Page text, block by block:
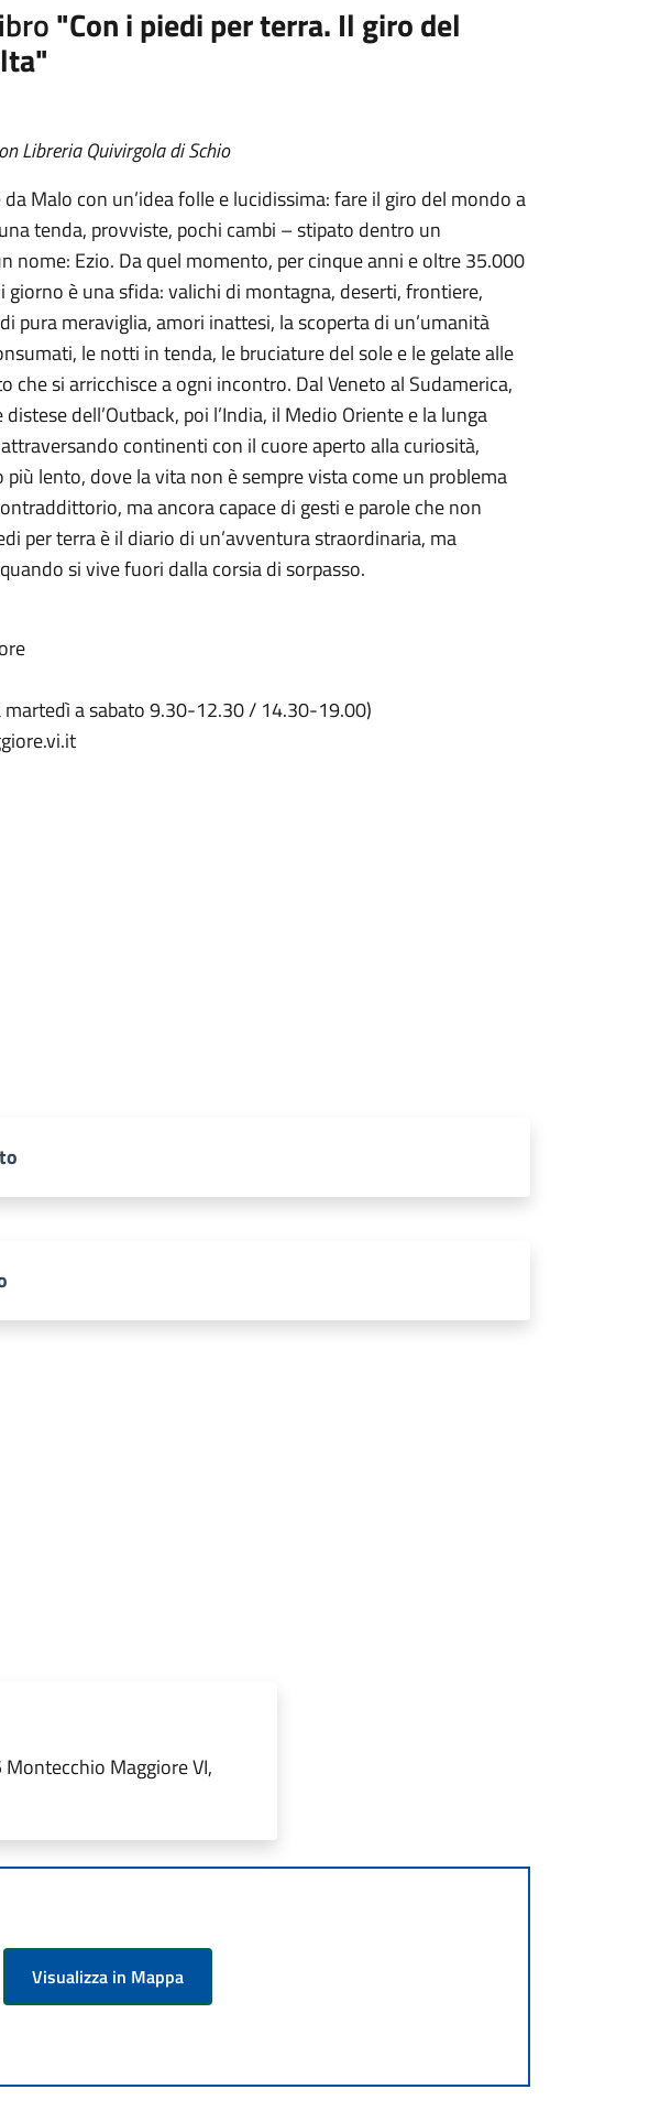
"Con i piedi per terra. Il giro del
Libreria Quivirgola di Schio
Malo con un’idea folle e lucidissima: fare il giro del mondo a
tenda, provviste, pochi cambi – stipato dentro un
nome: Ezio. Da quel momento, per cinque anni e oltre 35.000
giorno è una sfida: valichi di montagna, deserti, frontiere,
pura meraviglia, amori inattesi, la scoperta di un’umanità
le notti in tenda, le bruciature del sole e le gelate alle
si arricchisce a ogni incontro. Dal Veneto al Sudamerica,
dell’Outback, poi l’India, il Medio Oriente e la lunga
continenti con il cuore aperto alla curiosità,
lento, dove la vita non è sempre vista come un problema
ma ancora capace di gesti e parole che non
per terra è il diario di un’avventura straordinaria, ma
si vive fuori dalla corsia di sorpasso.
a sabato 9.30-12.30 / 14.30-19.00)
Maggiore VI,
Visualizza in Mappa